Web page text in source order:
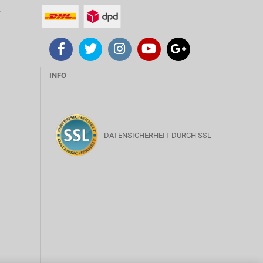
INFO
DATENSICHERHEIT DURCH SSL